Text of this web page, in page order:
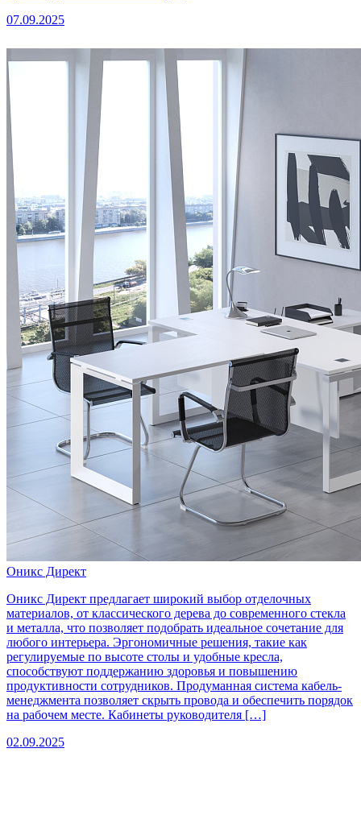
07.09.2025
Оникс Директ
Оникс Директ предлагает широкий выбор отделочных
материалов, от классического дерева до современного стекла
и металла, что позволяет подобрать идеальное сочетание для
любого интерьера. Эргономичные решения, такие как
регулируемые по высоте столы и удобные кресла,
способствуют поддержанию здоровья и повышению
продуктивности сотрудников. Продуманная система кабель-
менеджмента позволяет скрыть провода и обеспечить порядок
на рабочем месте. Кабинеты руководителя […]
02.09.2025